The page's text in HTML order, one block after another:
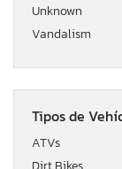
Unknown
Vandalism
Tipos de
ATVs